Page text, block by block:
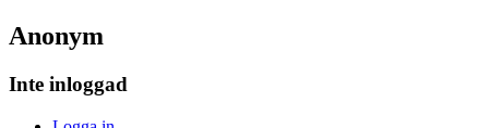
Anonym
Inte inloggad